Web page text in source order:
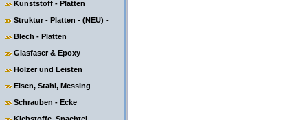
Kunststoff - Platten
Struktur - Platten - (NEU) -
Blech - Platten
Glasfaser & Epoxy
Hölzer und Leisten
Eisen, Stahl, Messing
Schrauben - Ecke